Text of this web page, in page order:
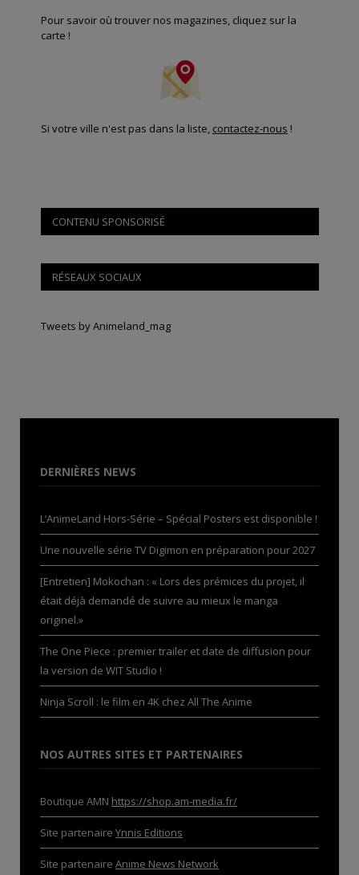
Pour savoir où trouver nos magazines, cliquez sur la
carte !
Si votre ville n'est pas dans la liste, contactez-nous !
CONTENU SPONSORISÉ
RÉSEAUX SOCIAUX
Tweets by Animeland_mag
DERNIÈRES NEWS
L’AnimeLand Hors-Série – Spécial Posters est disponible !
Une nouvelle série TV Digimon en préparation pour 2027
[Entretien] Mokochan : « Lors des prémices du projet, il
était déjà demandé de suivre au mieux le manga
originel.»
The One Piece : premier trailer et date de diffusion pour
la version de WIT Studio !
Ninja Scroll : le film en 4K chez All The Anime
NOS AUTRES SITES ET PARTENAIRES
Boutique AMN https://shop.am-media.fr/
Site partenaire Ynnis Editions
Site partenaire Anime News Network